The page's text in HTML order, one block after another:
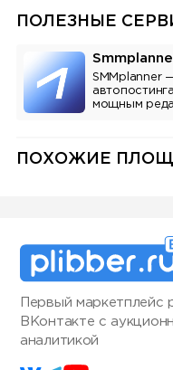
ПОЛЕЗНЫЕ
SMMplanner
мощным
ПОХОЖИЕ
Первый маркетплейс
ВКонтакте с
аналитикой